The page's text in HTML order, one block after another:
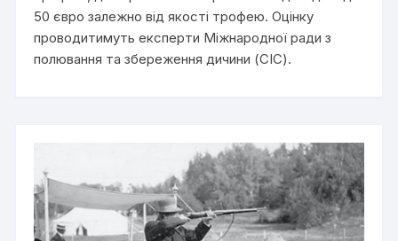
50 євро залежно від якості трофею. Оцінку
проводитимуть експерти Міжнародної ради з
полювання та збереження дичини (CIC).